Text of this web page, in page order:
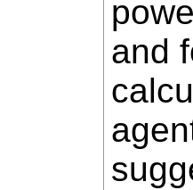
and